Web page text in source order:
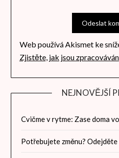
Web používá Akismet ke
Zjistěte, jak jsou
NEJNOVĚJŠÍ
Cvičme v rytme: Zase doma
Potřebujete změnu?